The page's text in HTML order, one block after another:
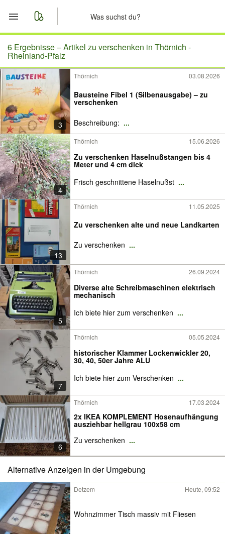
Start
Merkliste
Nachrichten
Anzeige aufgeben
6 Ergebnisse –Artikel zu verschenken in Thörnich -
Rheinland-Pfalz
3
Thörnich 03.08.2026
Bausteine Fibel 1 (Silbenausgabe) – zu
verschenken
Beschreibung: ...
4
Thörnich 15.06.2026
Zu verschenken Haselnußstangen bis 4
Meter und 4 cm dick
Frisch geschnittene Haselnußst ...
13
Thörnich 11.05.2025
Zu verschenken alte und neue Landkarten
Zu verschenken ...
5
Thörnich 26.09.2024
Diverse alte Schreibmaschinen elektrisch
mechanisch
Ich biete hier zum verschenken ...
7
Thörnich 05.05.2024
historischer Klammer Lockenwickler 20,
30, 40, 50er Jahre ALU
Ich biete hier zum Verschenken ...
6
Thörnich 17.03.2024
2x IKEA KOMPLEMENT Hosenaufhängung
ausziehbar hellgrau 100x58 cm
Zu verschenken ...
Alternative Anzeigen in der Umgebung
Detzem Heute, 09:52
Wohnzimmer Tisch massiv mit Fliesen